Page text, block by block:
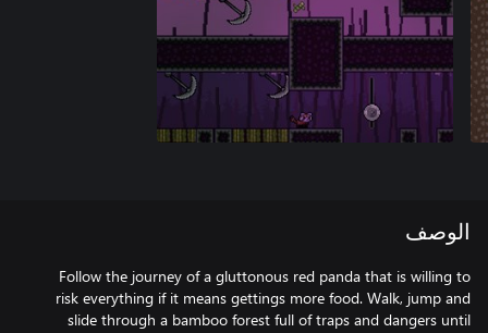
الوصف
Follow the journey of a gluttonous red panda that is willing to
risk everything if it means gettings more food. Walk, jump and
slide through a bamboo forest full of traps and dangers until